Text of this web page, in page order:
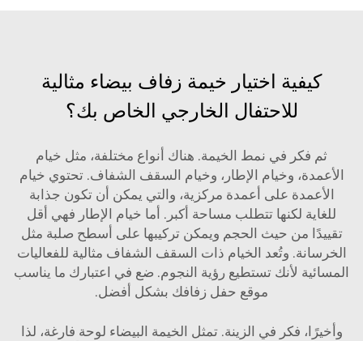
كيفية اختيار خيمة زفاف بيضاء مثالية
للاحتفال الخارجي الخاص بك؟
ثم فكر في نمط الخيمة. هناك أنواع مختلفة، مثل خيام
الأعمدة، وخيام الإطار، وخيام السقف الشفاف. تحتوي خيام
الأعمدة على أعمدة مركزية، والتي يمكن أن تكون جذابة
للغاية لكنها تتطلب مساحة أكبر. أما خيام الإطار فهي أقل
تقييدًا من حيث الحجم ويمكن تركيبها على أسطح صلبة مثل
الخرسانة. وتُعد الخيام ذات السقف الشفاف مثالية للفعاليات
المسائية لأنك تستطيع رؤية النجوم. ضع في اعتبارك ما يناسب
موقع حفل زفافك بشكل أفضل.
وأخيرًا، فكر في الزينة. تمثل الخيمة البيضاء لوحة فارغة، لذا